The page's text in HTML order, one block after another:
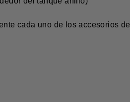
cada uno de los accesorios del